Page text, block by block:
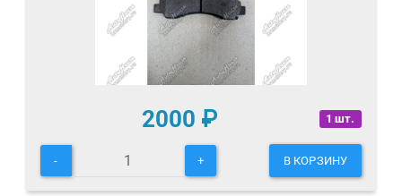
1 шт.
2000 ₽
- + В КОРЗИНУ